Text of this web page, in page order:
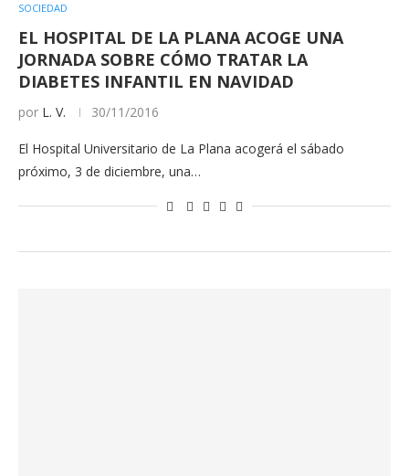
SOCIEDAD
EL HOSPITAL DE LA PLANA ACOGE UNA
JORNADA SOBRE CÓMO TRATAR LA
DIABETES INFANTIL EN NAVIDAD
por L. V. 30/11/2016
El Hospital Universitario de La Plana acogerá el sábado
próximo, 3 de diciembre, una…